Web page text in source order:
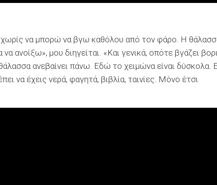
χωρίς να μπορώ να βγω καθόλου από τον φάρο. Η
ανοίξω», μου διηγείται. «Και γενικά, οπότε βγάζει
ανεβαίνει πάνω. Εδώ το χειμώνα είναι δύσκολα.
να έχεις νερά, φαγητά, βιβλία, ταινίες. Μόνο έτσι